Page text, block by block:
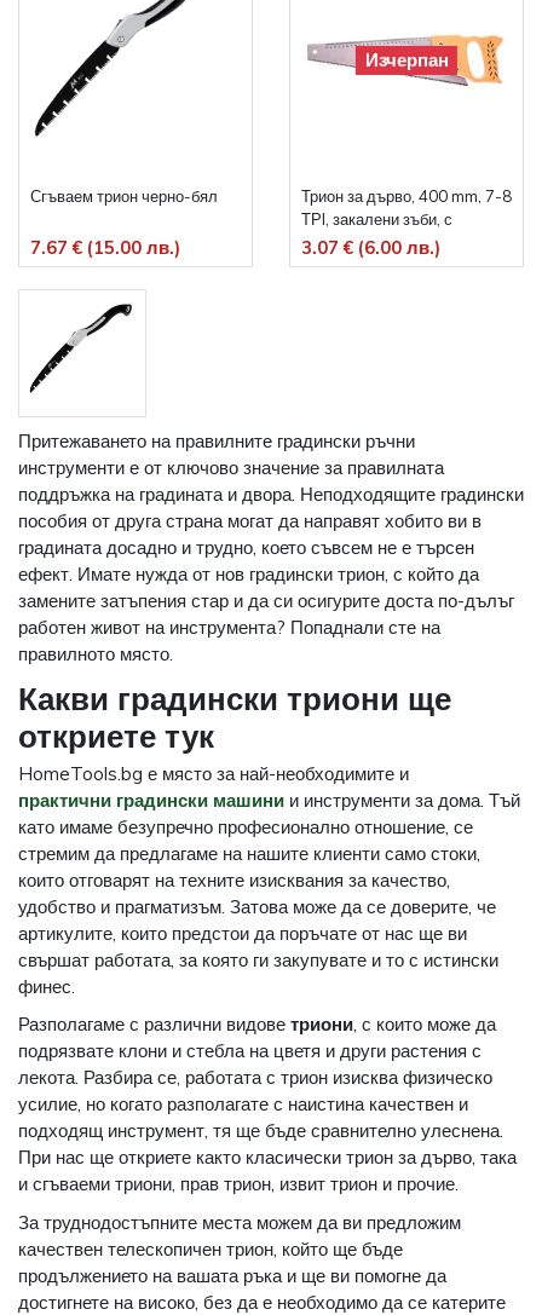
Сгъваем трион черно-бял
7.67 € (15.00 лв.)
Изчерпан
Трион за дърво, 400 mm, 7-8
ТРI, закалени зъби, с
линийка, дървена дръжка
3.07 € (6.00 лв.)
Притежаването на правилните градински ръчни
инструменти е от ключово значение за правилната
поддръжка на градината и двора. Неподходящите градински
пособия от друга страна могат да направят хобито ви в
градината досадно и трудно, което съвсем не е търсен
ефект. Имате нужда от нов градински трион, с който да
замените затъпения стар и да си осигурите доста по-дълъг
работен живот на инструмента? Попаднали сте на
правилното място.
Какви градински триони ще
откриете тук
HomeTools.bg е място за най-необходимите и
практични градински машини и инструменти за дома. Тъй
като имаме безупречно професионално отношение, се
стремим да предлагаме на нашите клиенти само стоки,
които отговарят на техните изисквания за качество,
удобство и прагматизъм. Затова може да се доверите, че
артикулите, които предстои да поръчате от нас ще ви
свършат работата, за която ги закупувате и то с истински
финес.
Разполагаме с различни видове триони, с които може да
подрязвате клони и стебла на цветя и други растения с
лекота. Разбира се, работата с трион изисква физическо
усилие, но когато разполагате с наистина качествен и
подходящ инструмент, тя ще бъде сравнително улеснена.
При нас ще откриете както класически трион за дърво, така
и сгъваеми триони, прав трион, извит трион и прочие.
За труднодостъпните места можем да ви предложим
качествен телескопичен трион, който ще бъде
продължението на вашата ръка и ще ви помогне да
достигнете на високо, без да е необходимо да се катерите